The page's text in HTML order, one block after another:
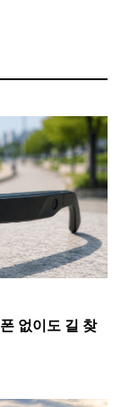
없이도 길 찾